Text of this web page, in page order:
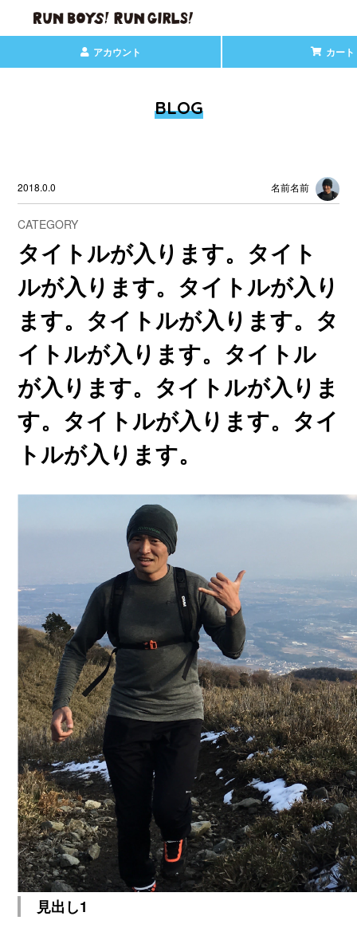
アカウント カート
BLOG
2018.0.0 名前名前
CATEGORY
タイトルが入ります。タイト
ルが入ります。タイトルが入り
ます。タイトルが入ります。タ
イトルが入ります。タイトル
が入ります。タイトルが入りま
す。タイトルが入ります。タイ
トルが入ります。
見出し1